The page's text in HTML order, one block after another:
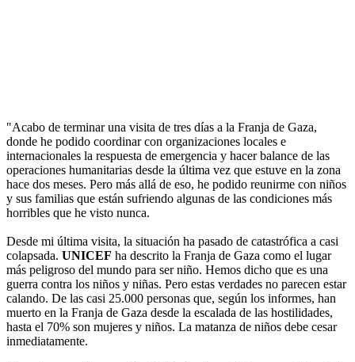
"Acabo de terminar una visita de tres días a la Franja de Gaza,
donde he podido coordinar con organizaciones locales e
internacionales la respuesta de emergencia y hacer balance de las
operaciones humanitarias desde la última vez que estuve en la zona
hace dos meses. Pero más allá de eso, he podido reunirme con niños
y sus familias que están sufriendo algunas de las condiciones más
horribles que he visto nunca.
Desde mi última visita, la situación ha pasado de catastrófica a casi
colapsada. UNICEF ha descrito la Franja de Gaza como el lugar
más peligroso del mundo para ser niño. Hemos dicho que es una
guerra contra los niños y niñas. Pero estas verdades no parecen estar
calando. De las casi 25.000 personas que, según los informes, han
muerto en la Franja de Gaza desde la escalada de las hostilidades,
hasta el 70% son mujeres y niños. La matanza de niños debe cesar
inmediatamente.